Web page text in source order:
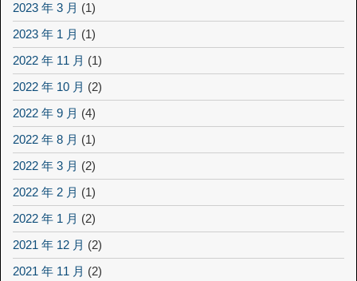
2023 年 3 月 (1)
2023 年 1 月 (1)
2022 年 11 月 (1)
2022 年 10 月 (2)
2022 年 9 月 (4)
2022 年 8 月 (1)
2022 年 3 月 (2)
2022 年 2 月 (1)
2022 年 1 月 (2)
2021 年 12 月 (2)
2021 年 11 月 (2)